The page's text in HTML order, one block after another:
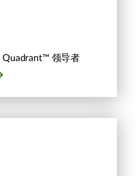
领导者